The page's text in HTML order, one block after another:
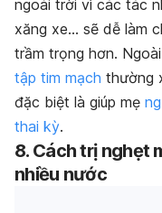
ngoài trời vì các tác
xăng xe… sẽ dễ làm
trầm trọng hơn.
tập tim mạch thường
đặc biệt là giúp mẹ
thai kỳ.
8. Cách trị nghẹt
nhiều nước